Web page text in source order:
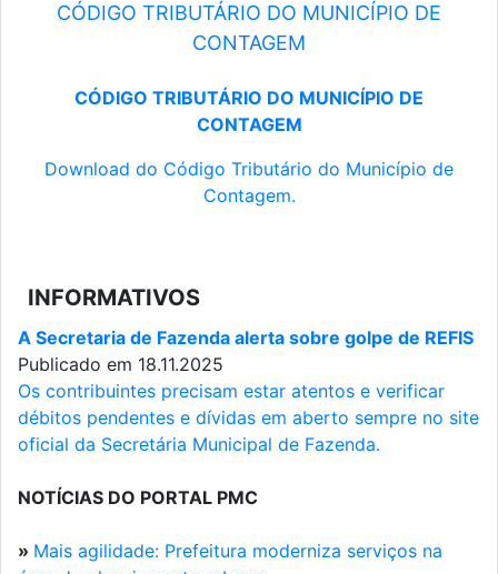
CÓDIGO TRIBUTÁRIO DO MUNICÍPIO DE
CONTAGEM
CÓDIGO TRIBUTÁRIO DO MUNICÍPIO DE
CONTAGEM
Download do Código Tributário do Município de
Contagem.
INFORMATIVOS
A Secretaria de Fazenda alerta sobre golpe de REFIS
Publicado em 18.11.2025
Os contribuintes precisam estar atentos e verificar
débitos pendentes e dívidas em aberto sempre no site
oficial da Secretária Municipal de Fazenda.
NOTÍCIAS DO PORTAL PMC
» Mais agilidade: Prefeitura moderniza serviços na